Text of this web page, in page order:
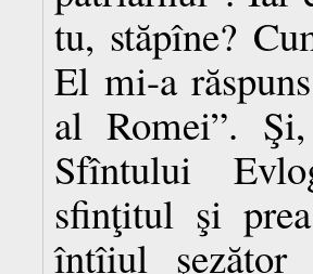
tu, stăpîne?
El mi-a
al Romei”.
Sfîntului
sfinţitul şi
întîiul şezător